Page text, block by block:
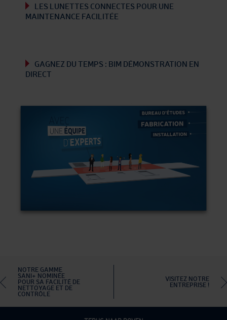
LES LUNETTES CONNECTES POUR UNE
MAINTENANCE FACILITÉE
GAGNEZ DU TEMPS : BIM DÉMONSTRATION EN
DIRECT
NOTRE GAMME
SANI+ NOMINÉE
POUR SA FACILITÉ DE
NETTOYAGE ET DE
CONTRÔLE
VISITEZ NOTRE
ENTREPRISE !